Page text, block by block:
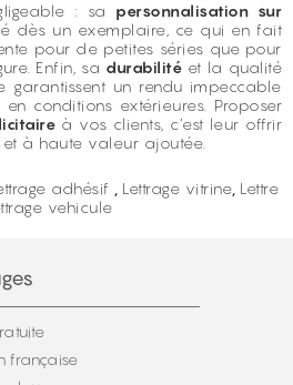
: sa personnalisation sur
dès un exemplaire, ce qui en fait
pour de petites séries que pour
Enfin, sa durabilité et la qualité
garantissent un rendu impeccable
conditions extérieures. Proposer
à vos clients, c’est leur offrir
à haute valeur ajoutée.
adhésif Lettrage vitrine Lettre
vehicule
française